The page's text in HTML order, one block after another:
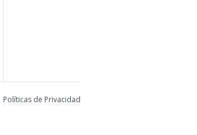
Políticas de Privacidad